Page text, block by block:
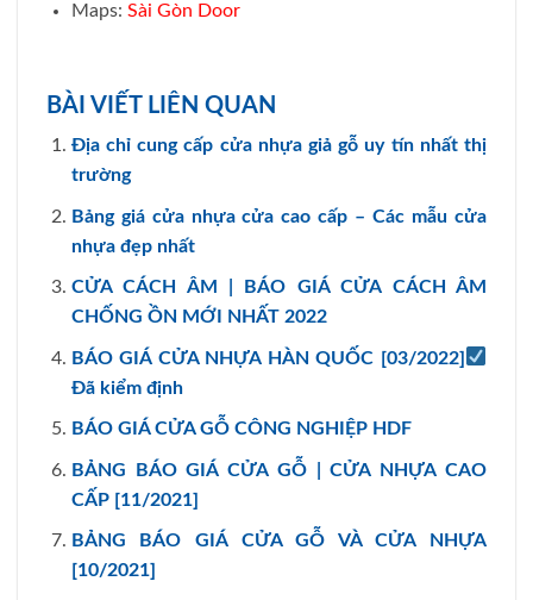
Maps: Sài Gòn Door
BÀI VIẾT LIÊN QUAN
Địa chỉ cung cấp cửa nhựa giả gỗ uy tín nhất thị
trường
Bảng giá cửa nhựa cửa cao cấp – Các mẫu cửa
nhựa đẹp nhất
CỬA CÁCH ÂM | BÁO GIÁ CỬA CÁCH ÂM
CHỐNG ỒN MỚI NHẤT 2022
BÁO GIÁ CỬA NHỰA HÀN QUỐC [03/2022]
Đã kiểm định
BÁO GIÁ CỬA GỖ CÔNG NGHIỆP HDF
BẢNG BÁO GIÁ CỬA GỖ | CỬA NHỰA CAO
CẤP [11/2021]
BẢNG BÁO GIÁ CỬA GỖ VÀ CỬA NHỰA
[10/2021]